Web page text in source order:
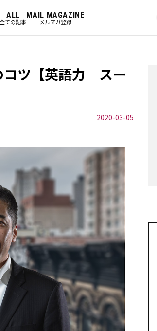
ALL
全ての記事
MAIL MAGAZINE
メルマガ登録
コツ【英語力 スー
2020-03-05